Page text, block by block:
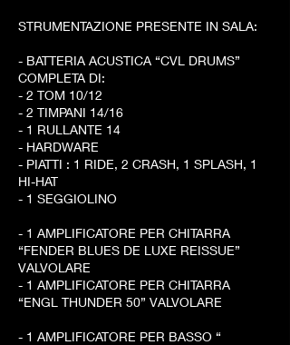
STRUMENTAZIONE PRESENTE IN SALA:
- BATTERIA ACUSTICA “CVL DRUMS”
COMPLETA DI:
- 2 TOM 10/12
- 2 TIMPANI 14/16
- 1 RULLANTE 14
- HARDWARE
- PIATTI : 1 RIDE, 2 CRASH, 1 SPLASH, 1
HI-HAT
- 1 SEGGIOLINO
- 1 AMPLIFICATORE PER CHITARRA
“FENDER BLUES DE LUXE REISSUE”
VALVOLARE
- 1 AMPLIFICATORE PER CHITARRA
“ENGL THUNDER 50” VALVOLARE
- 1 AMPLIFICATORE PER BASSO “